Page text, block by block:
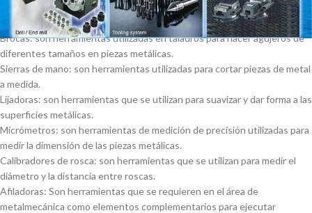
Llaves inglesas: son herramientas que se utilizan para ajustar y apretar
tuercas y tornillos.
Brocas: son herramientas utilizadas en taladros para hacer agujeros de
diferentes tamaños en piezas metálicas.
Sierras de mano: son herramientas utilizadas para cortar piezas de metal
a medida.
Lijadoras: son herramientas que se utilizan para suavizar y dar forma a las
superficies metálicas.
Micrómetros: son herramientas de medición de precisión utilizadas para
medir la dimensión de las piezas metálicas.
Calibradores de rosca: son herramientas que se utilizan para medir el
diámetro y la distancia entre roscas.
Afiladoras: Son herramientas que se requieren en el área de
metalmecánica como elementos complementarios para ejecutar